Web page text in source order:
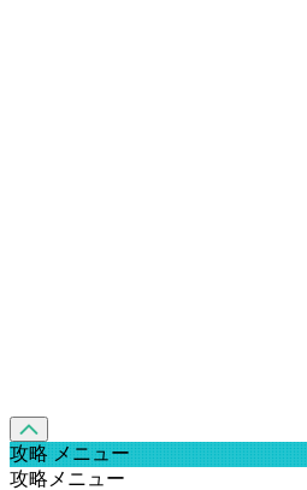
攻略 メニュー
攻略メニュー